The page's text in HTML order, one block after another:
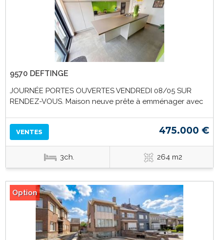
9570 DEFTINGE
JOURNÉE PORTES OUVERTES VENDREDI 08/05 SUR
RENDEZ-VOUS. Maison neuve prête à emménager avec
VENTES 475.000 €
3ch. 264 m2
Option